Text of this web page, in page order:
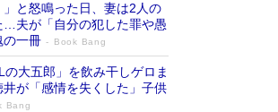
」と怒鳴った日、妻は2人の
…夫が「自分の犯した罪や愚
の一冊
Book Bang
大五郎」を飲み干しゲロま
が「感情を失くした」子供
Bang